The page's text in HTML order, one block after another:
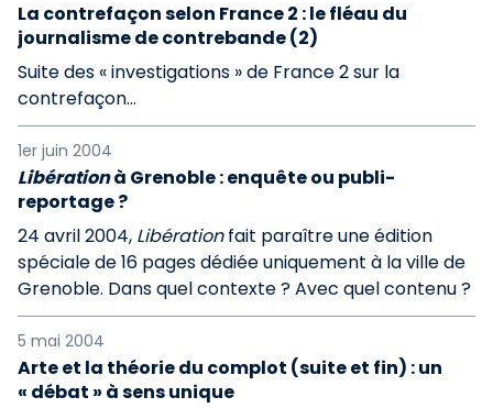
La contrefaçon selon France 2 : le fléau du
journalisme de contrebande (2)
Suite des « investigations » de France 2 sur la
contrefaçon...
1er juin 2004
Libérationà Grenoble : enquête ou publi-
reportage ?
24 avril 2004, Libérationfait paraître une édition
spéciale de 16 pages dédiée uniquement à la ville de
Grenoble. Dans quel contexte ? Avec quel contenu ?
5 mai 2004
Arte et la théorie du complot (suite et fin) : un
« débat » à sens unique